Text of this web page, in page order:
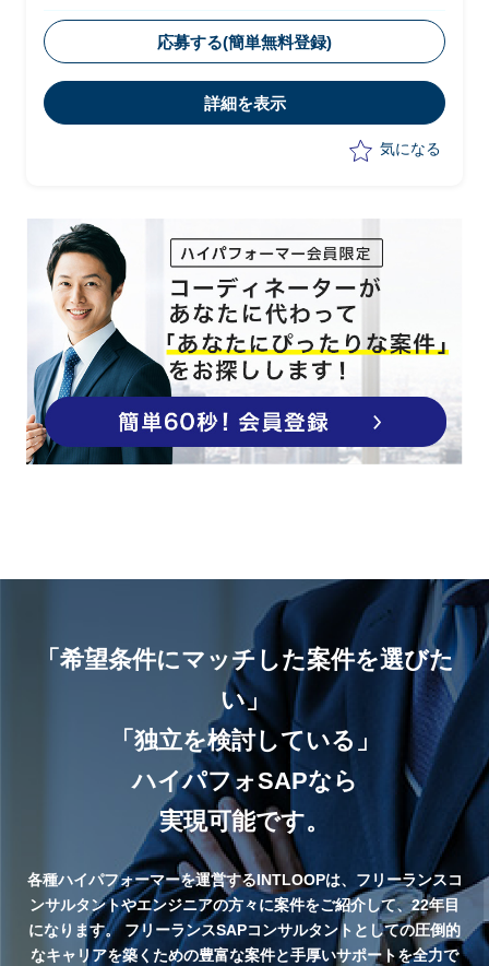
部生産機能を、本社の販売経理SAPへ機
能統合
応募する(簡単無料登録)
詳細を表示
気になる
「希望条件にマッチした案件を選びた
い」
「独立を検討している」
ハイパフォSAPなら
実現可能です。
各種ハイパフォーマーを運営するINTLOOPは、フリーランスコ
ンサルタントやエンジニアの方々に案件をご紹介して、22年目
になります。フリーランスSAPコンサルタントとしての圧倒的
なキャリアを築くための豊富な案件と手厚いサポートを全力で